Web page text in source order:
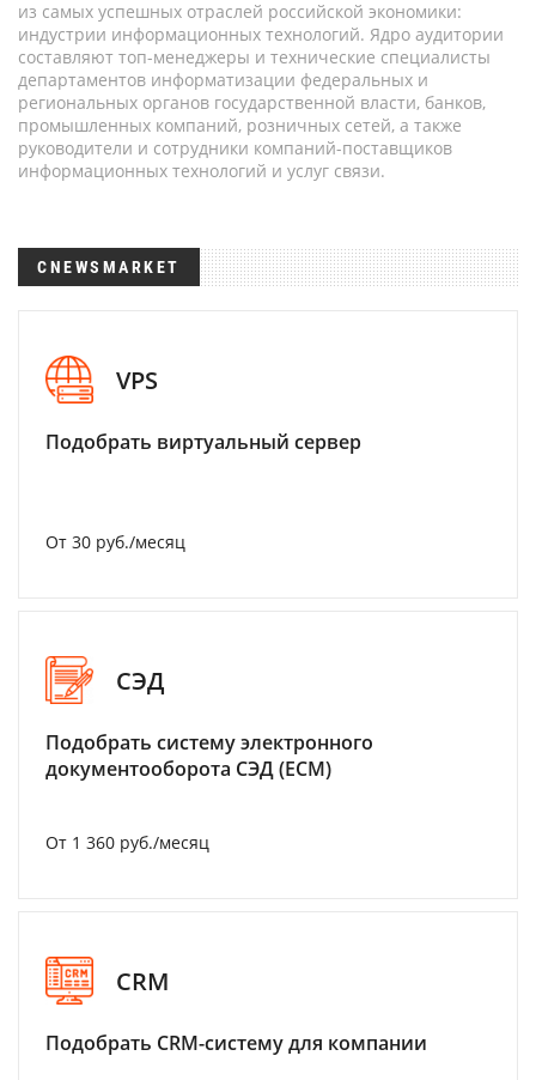
из самых успешных отраслей российской экономики:
индустрии информационных технологий. Ядро аудитории
составляют топ-менеджеры и технические специалисты
департаментов информатизации федеральных и
региональных органов государственной власти, банков,
промышленных компаний, розничных сетей, а также
руководители и сотрудники компаний-поставщиков
информационных технологий и услуг связи.
CNEWSMARKET
VPS
Подобрать виртуальный сервер
От 30 руб./месяц
СЭД
Подобрать систему электронного
документооборота СЭД (ECM)
От 1 360 руб./месяц
CRM
Подобрать CRM-систему для компании